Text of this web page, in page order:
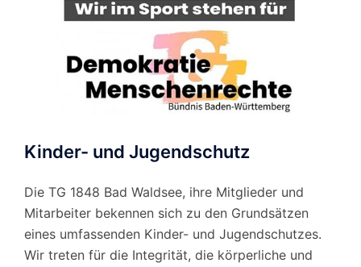
Kinder- und Jugendschutz
Die TG 1848 Bad Waldsee, ihre Mitglieder und
Mitarbeiter bekennen sich zu den Grundsätzen
eines umfassenden Kinder- und Jugendschutzes.
Wir treten für die Integrität, die körperliche und